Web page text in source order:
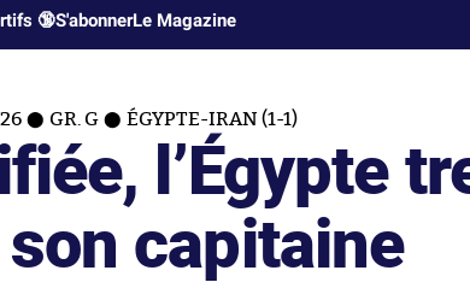
🔞S'abonnerLe Magazine
GR. G ÉGYPTE-IRAN (1-1)
l’Égypte
capitaine